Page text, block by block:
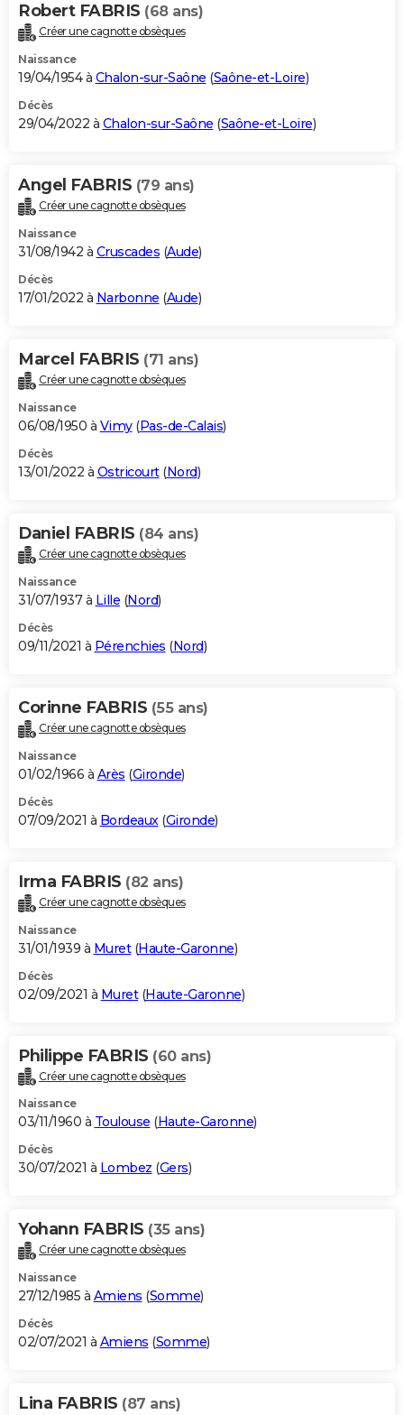
Robert FABRIS (68 ans)
Créer une cagnotte obsèques
Naissance
19/04/1954 à Chalon-sur-Saône (Saône-et-Loire)
Décès
29/04/2022 à Chalon-sur-Saône (Saône-et-Loire)
Angel FABRIS (79 ans)
Créer une cagnotte obsèques
Naissance
31/08/1942 à Cruscades (Aude)
Décès
17/01/2022 à Narbonne (Aude)
Marcel FABRIS (71 ans)
Créer une cagnotte obsèques
Naissance
06/08/1950 à Vimy(Pas-de-Calais)
Décès
13/01/2022 à Ostricourt(Nord)
Daniel FABRIS (84 ans)
Créer une cagnotte obsèques
Naissance
31/07/1937 à Lille (Nord)
Décès
09/11/2021 à Pérenchies (Nord)
Corinne FABRIS (55 ans)
Créer une cagnotte obsèques
Naissance
01/02/1966 à Arès (Gironde)
Décès
07/09/2021 à Bordeaux(Gironde)
Irma FABRIS (82 ans)
Créer une cagnotte obsèques
Naissance
31/01/1939 à Muret(Haute-Garonne)
Décès
02/09/2021 à Muret(Haute-Garonne)
Philippe FABRIS (60 ans)
Créer une cagnotte obsèques
Naissance
03/11/1960 à Toulouse (Haute-Garonne)
Décès
30/07/2021 à Lombez (Gers)
Yohann FABRIS (35 ans)
Créer une cagnotte obsèques
Naissance
27/12/1985 à Amiens (Somme)
Décès
02/07/2021 à Amiens (Somme)
Lina FABRIS (87 ans)